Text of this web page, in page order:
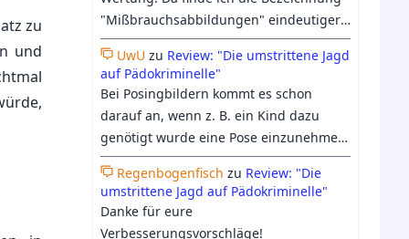
zu
und
erzeugt. Auf den Punkt gebracht. Das
Puppenverbot ist nur eines von vielen
Beispielen, in denen bloßer Moralschutz
als Kinderschutz bezeichnet wird.
Gerade die Einstellung, dass
Kinderschutz allerhöchste Priorität
haben muss, verbietet eigentlich diesen
Moralschutz. Wer Kinder wirklich vor
sexualisierter Gewalt schützen will, der
muss auch Optionen in Erwägung
"Mißbrauchsabbildungen" eindeutiger:
Entweder es hat Mißbrauch
stattgefunden, oder eben nicht. Beim
heutigen Verständnis vom Begriff
"Kinderpornographie", geht es längst
nicht mehr nur ums "erregen sollen",
sondern darum, ob es einen Pädophilen
irgendwie erregen könnte, was auch
zunehmend harmloses Material oder
medizinische Abbildungen einschließt.
UwU zu Review: "Die umstrittene Jagd
auf Pädokriminelle"
Bei Posingbildern kommt es schon
darauf an, wenn z. B. ein Kind dazu
genötigt wurde eine Pose einzunehmen
dann bildet es schon eine Form von
Missbrauch ab. Ich denke das immer
mehr bei "Kinderpornografie"
mittlerweile auch an Fiktion glauben
Regenbogenfisch zu Review: "Die
umstrittene Jagd auf Pädokriminelle"
Danke für eure
Verbesserungsvorschläge!